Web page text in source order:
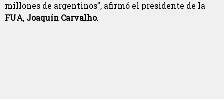
millones de argentinos”, afirmó el presidente de la
FUA, Joaquín Carvalho.